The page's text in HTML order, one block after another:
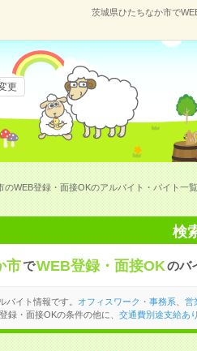
茨城県ひたちなか市で
更
のWEB登録・面接OKのアルバイト・バイト一覧
検
市でWEB登録・面接OKのバ
バイト情報です。 オフィスワーク・事務系 営
録・面接OKの条件の他に、 交通費別途支給あり